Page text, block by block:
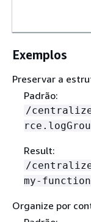
Exemplos
Preservar a
Padrão:
/
Result:
/
my-function
Organize por